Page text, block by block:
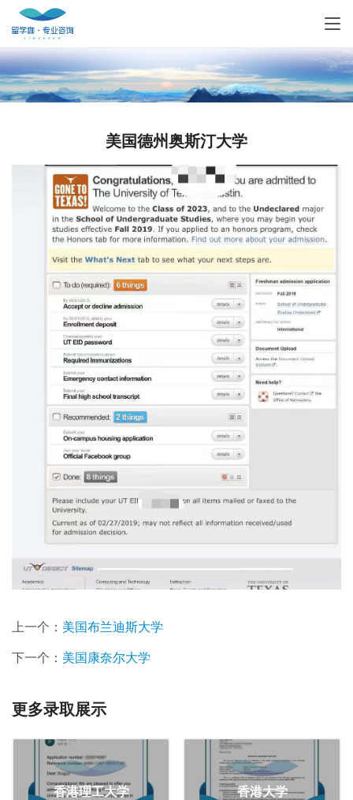
美国德州奥斯汀大学
上一个： 美国布兰迪斯大学
下一个： 美国康奈尔大学
更多录取展示
香港理工大学 香港大学